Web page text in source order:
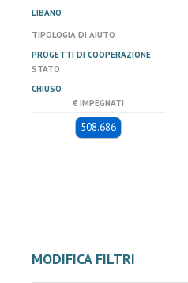
LIBANO
TIPOLOGIA DI AIUTO
PROGETTI DI COOPERAZIONE
STATO
CHIUSO
€ IMPEGNATI
508.686
MODIFICA FILTRI